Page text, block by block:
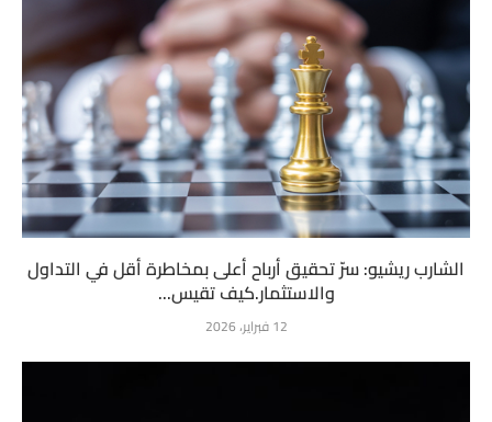
الشارب ريشيو: سرّ تحقيق أرباح أعلى بمخاطرة أقل في التداول
والاستثمار.كيف تقيس...
12 فبراير، 2026